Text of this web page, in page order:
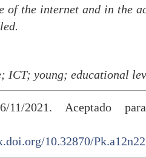
of the internet and in the
ICT; young; educational
11/2021. Aceptado
10.32870/